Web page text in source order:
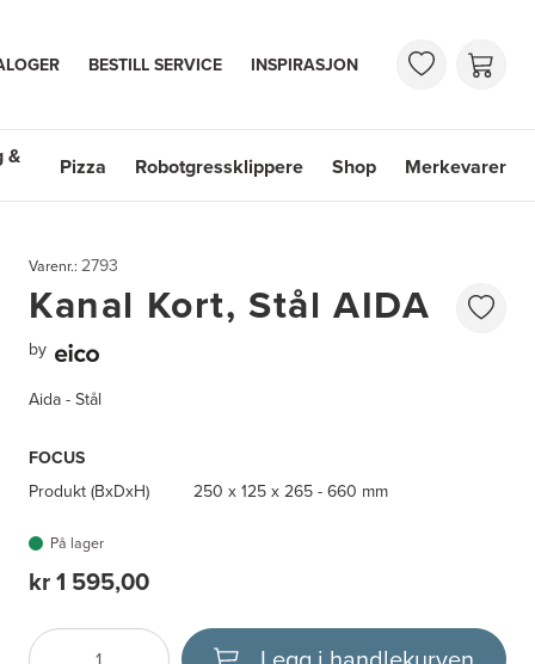
BESTILL SERVICE INSPIRASJON
& Pizza Robotgressklippere Shop Merkevarer
Varenr.: 2793
Kanal Kort, Stål AIDA
by
Aida - Stål
FOCUS
Produkt (BxDxH)
250 x 125 x 265 - 660 mm
På lager
kr 1 595,00